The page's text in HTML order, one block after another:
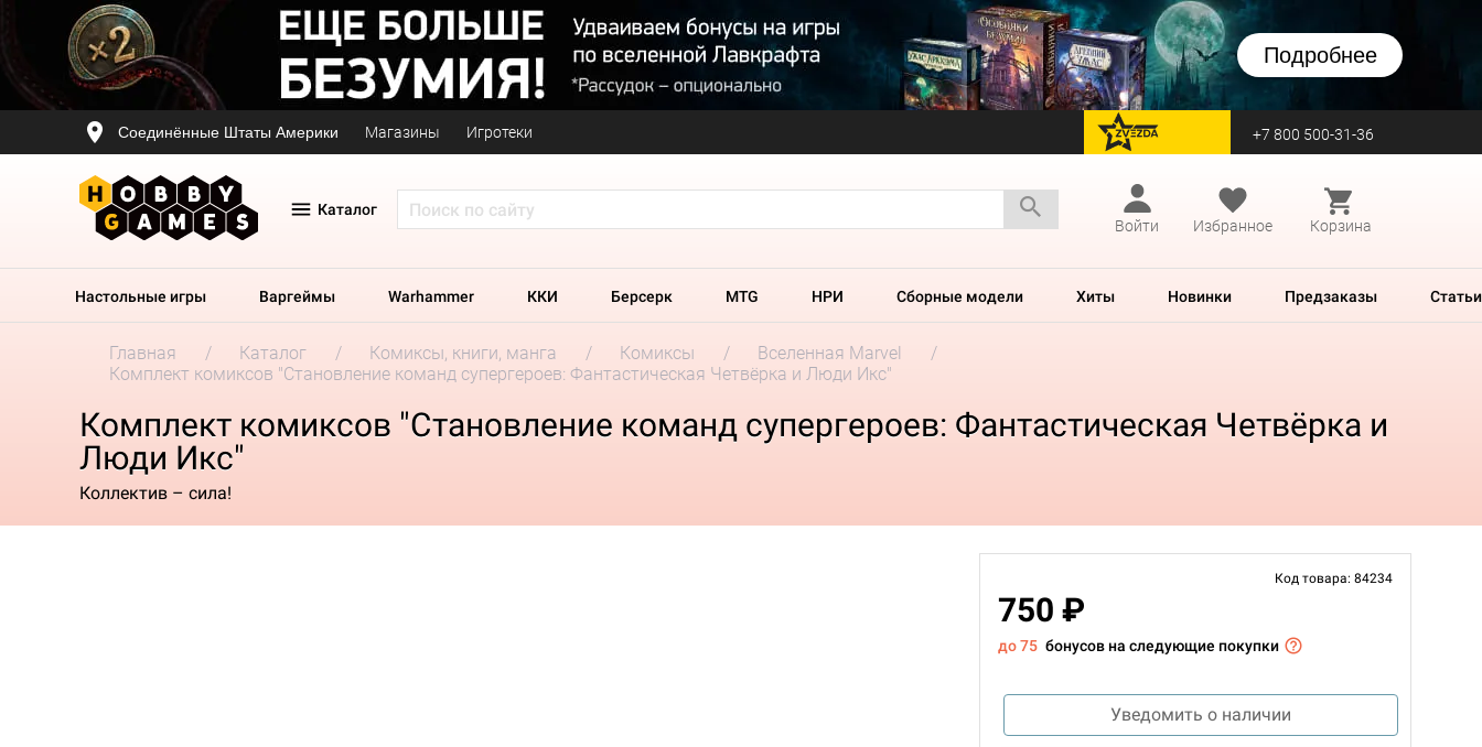
Подробнее
Соединённые Штаты Америки Магазины Игротеки перейти на Zvezda +7 800 500-31-36
Каталог
Войти
Избранное Корзина
Настольные игры Варгеймы Warhammer ККИ Берсерк MTG НРИ Сборные модели Хиты Новинки Предзаказы Статьи
Главная Каталог Комиксы, книги, манга Комиксы
Вселенная Marvel
Комплект комиксов "Становление команд супергероев: Фантастическая Четвёрка и Люди Икс"
Комплект комиксов "Становление команд супергероев: Фантастическая Четвёрка и
Люди Икс"
Коллектив – сила!
Код товара: 84234
750 ₽
до 75 бонусов на следующие покупки
Уведомить о наличии